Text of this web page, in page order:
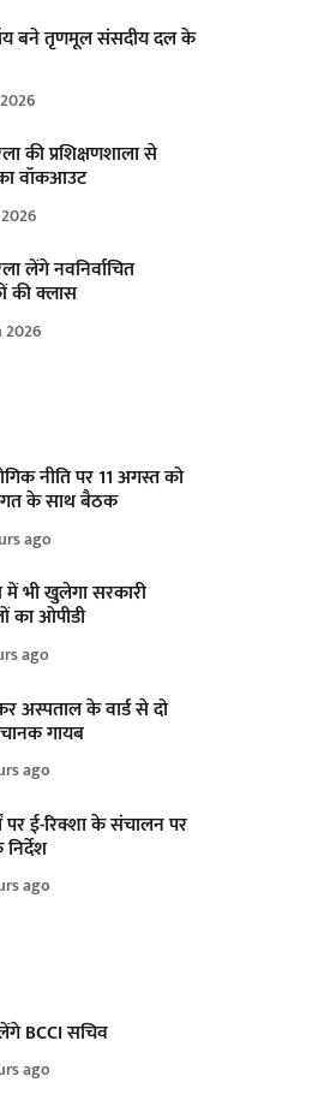
बने तृणमूल संसदीय दल के
की प्रशिक्षणशाला से
वॉकआउट
लेंगे नवनिर्वाचित
की क्लास
2026
नीति पर 11 अगस्त को
के साथ बैठक
ago
भी खुलेगा सरकारी
का ओपीडी
ago
अस्पताल के वार्ड से दो
गायब
ago
पर ई-रिक्शा के संचालन पर
ago
BCCI सचिव
ago